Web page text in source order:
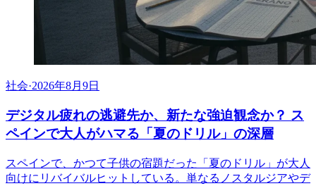
社会·2026年8月9日
デジタル疲れの逃避先か、新たな強迫観念か？ ス
ペインで大人がハマる「夏のドリル」の深層
スペインで、かつて子供の宿題だった「夏のドリル」が大人
向けにリバイバルヒットしている。単なるノスタルジアやデ